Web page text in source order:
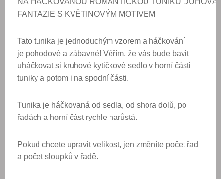
NA HÁČKOVANOU ROMANTICKOU
TUNIKU DUHOVÁ
FANTAZIE S KVĚTINOVÝM MOTIVEM
Tato tunika je jednoduchým vzorem a háčkování
je pohodové a zábavné! Věřím, že vás bude bavit
uháčkovat si kruhové kytičkové sedlo v horní části
tuniky a potom i na spodní části.
Tunika je háčkovaná od sedla, od shora dolů, po
řadách a horní část rychle narůstá.
Pokud chcete upravit velikost, jen změníte počet řad
a počet sloupků v řadě.